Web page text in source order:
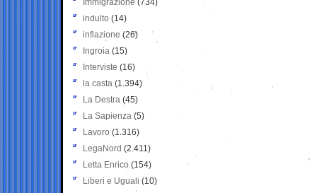
Immigrazione (734)
indulto (14)
inflazione (26)
Ingroia (15)
Interviste (16)
la casta (1.394)
La Destra (45)
La Sapienza (5)
Lavoro (1.316)
LegaNord (2.411)
Letta Enrico (154)
Liberi e Uguali (10)